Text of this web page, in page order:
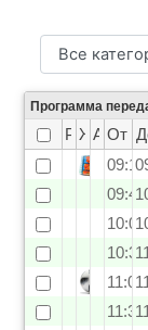
Программа
Рейтинг
Жанр
Анонс
От
09:10
09:40
10:05
10:35
11:00
11:30